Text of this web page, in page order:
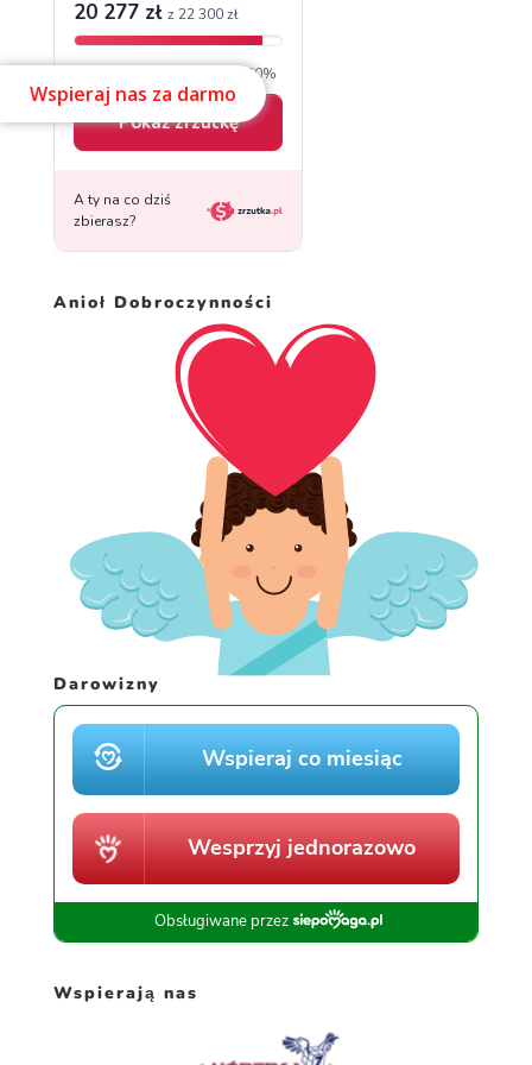
Anioł Dobroczynności
Darowizny
Wspierają nas
Wspieraj nas za darmo